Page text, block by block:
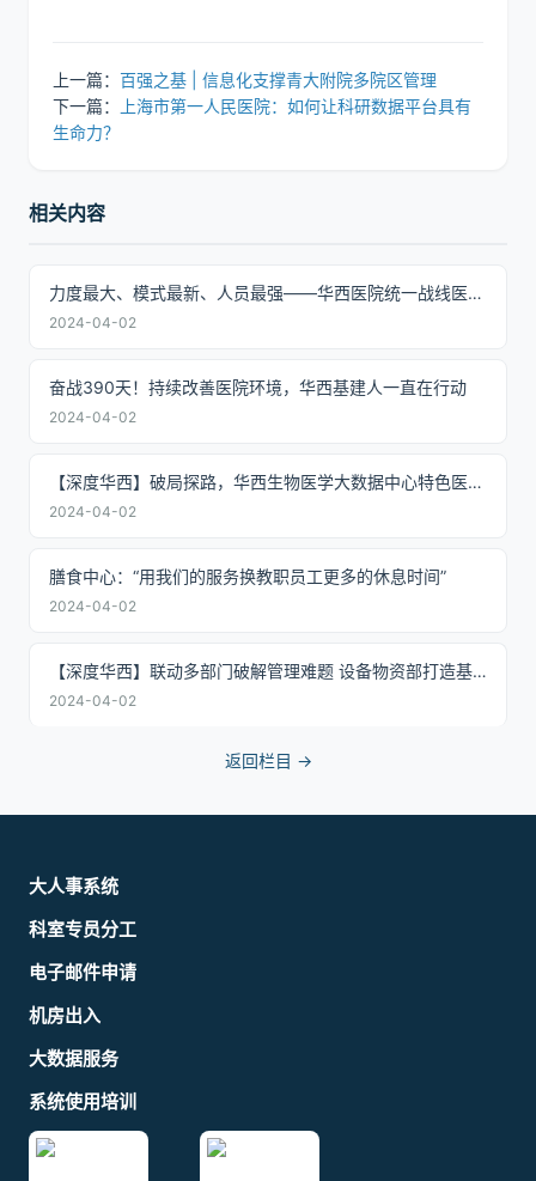
上一篇： 百强之基 | 信息化支撑青大附院多院区管理
下一篇：
上海市第一人民医院：如何让科研数据平台具有
生命力？
相关内容
力度最大、模式最新、人员最强——华西医院统一战线医疗帮扶模式的“大方”样板
2024-04-02
奋战390天！持续改善医院环境，华西基建人一直在行动
2024-04-02
【深度华西】破局探路，华西生物医学大数据中心特色医工模式进阶攻略
2024-04-02
膳食中心：“用我们的服务换教职员工更多的休息时间”
2024-04-02
【深度华西】联动多部门破解管理难题 设备物资部打造基于物联网的呼吸机全流...
2024-04-02
返回栏目 →
大人事系统
科室专员分工
电子邮件申请
机房出入
大数据服务
系统使用培训